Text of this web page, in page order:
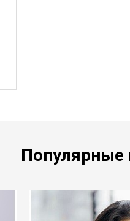
Популярные